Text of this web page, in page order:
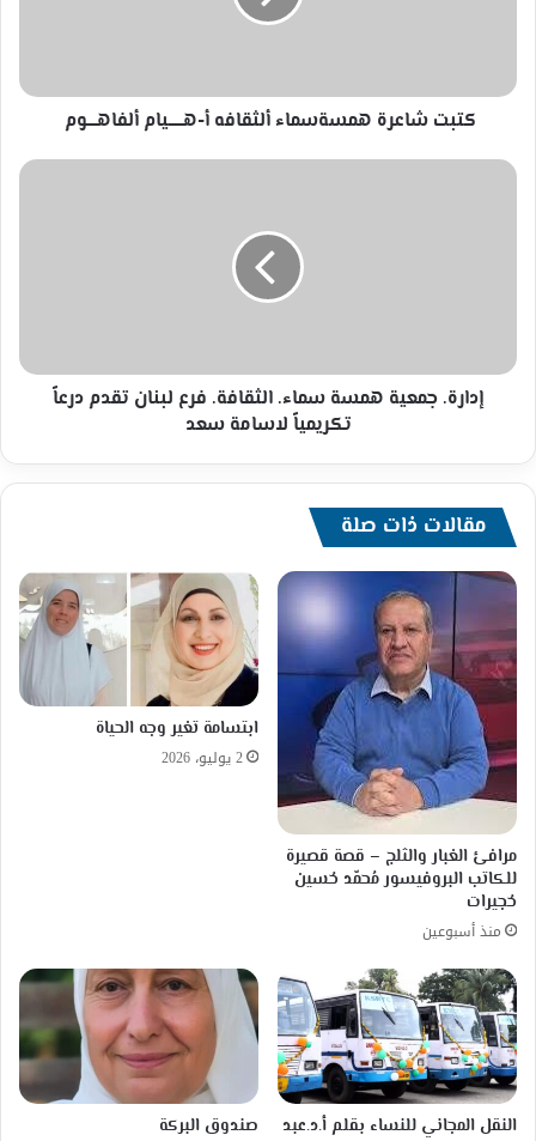
كتبت شاعرة همسةسماء ألثقافه أ-هــــــيام ألفاهــــوم
إدارة.
درعاً
تكريمياًإدارة. جمعية همسة سماء. الثقافة. فرع لبنان تقدم درعاً
تكريمياً لاسامة سعد
مقالات ذات صلة
مرافئ الغبار والثلج – قصة قصيرة
للكاتب البروفيسور مُحمّد حُسين
حُجيرات
منذ أسبوعين
ابتسامة تغير وجه الحياة
2 يوليو، 2026
النقل المجاني للنساء بقلم أ.د.عبد
صندوق البركة